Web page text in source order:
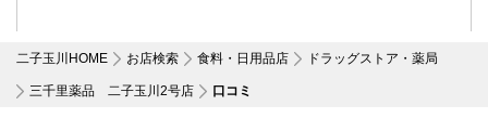
二子玉川HOME お店検索 食料・日用品店 ドラッグストア・薬局
三千里薬品 二子玉川2号店 口コミ